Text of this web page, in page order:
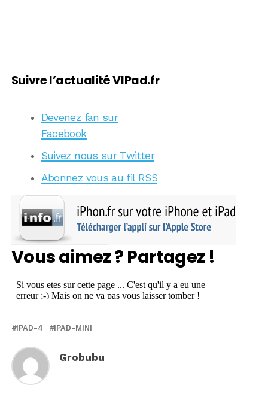
Suivre l’actualité VIPad.fr
Devenez fan sur
Facebook
Suivez nous sur Twitter
Abonnez vous au fil RSS
Vous aimez ? Partagez !
IPAD-4 IPAD-MINI
Grobubu